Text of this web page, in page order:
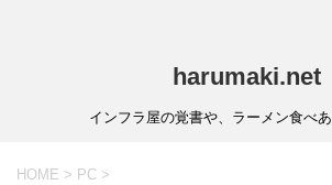
harumaki.net
インフラ屋の覚書や、ラーメン食べあ
HOME > PC >